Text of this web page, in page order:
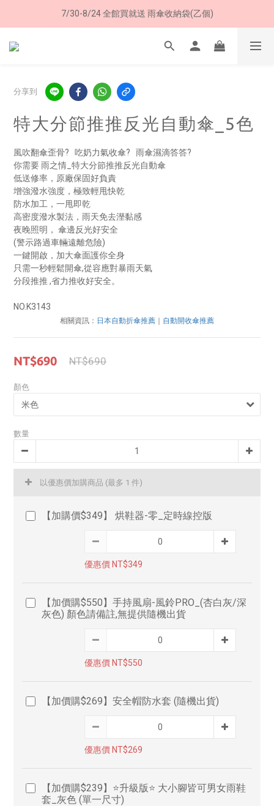
8/8 父親節限定 超商取貨免運費
7/30-8/24 全館買就送 雨傘收納袋(乙個)
8/8 父親節限定 超商取貨免運費
分享到
特大分節推推反光自動傘_5色
風吹翻傘歪骨?   吃奶力氣收傘?   雨傘濕滴答答?
你需要 雨之情_特大分節推推反光自動傘
低送修率，原廠保固好負責
增強潑水強度，極致輕甩快乾
防水加工，一甩即乾
高密度潑水製法，雨天免去溼黏感
夜晚照明， 傘邊反光好安全
(警示路過車輛遠離危險)
一鍵開啟，加大傘面護你全身
只需一秒輕鬆開傘,從容應對暴雨天氣
分段推推 ,省力推收好安全。
NO.K3143
相關資訊： 日本自動折傘推薦 自動開收傘推薦
NT$690 NT$690
顏色
數量
以優惠價加購商品 (最多 1 件)
【加購價$349】 烘鞋器-零_定時線控版
優惠價 NT$349
【加價購$550】手持風扇-風鈴PRO_(杏白灰/深
灰色) 顏色請備註,無提供隨機出貨
優惠價 NT$550
【加價購$269】安全帽防水套 (隨機出貨)
優惠價 NT$269
【加價購$239】⭐升級版⭐ 大小腳皆可男女雨鞋
套_灰色 (單一尺寸)